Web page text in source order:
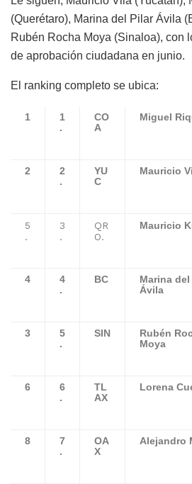
(Querétaro), Marina del Pilar Ávila
Rubén Rocha Moya (Sinaloa), con
de aprobación ciudadana en junio.
El ranking completo se ubica:
1
1
.
CO
A
Miguel
2
2
.
YU
C
Mauricio
5
.
3
.
QR
O.
Mauricio
4
4
.
BC
Marina
Ávila
3
5
.
SIN
Rubén
Moya
6
6
.
TL
AX
Lorena
8
7
.
OA
X
Alejandro